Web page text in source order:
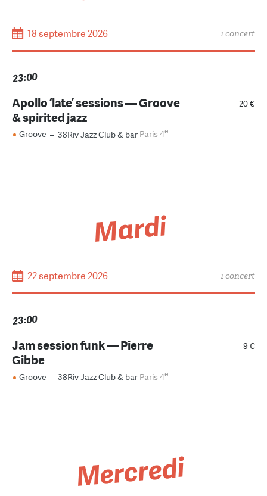
18 septembre 2026 1 concert
23:00
20 €
Apollo ‘late’ sessions — Groove
& spirited jazz
Groove – 38Riv Jazz Club & bar Paris 4e
Mardi
22 septembre 2026 1 concert
23:00
9 €
Jam session funk — Pierre
Gibbe
Groove – 38Riv Jazz Club & bar Paris 4e
Mercredi